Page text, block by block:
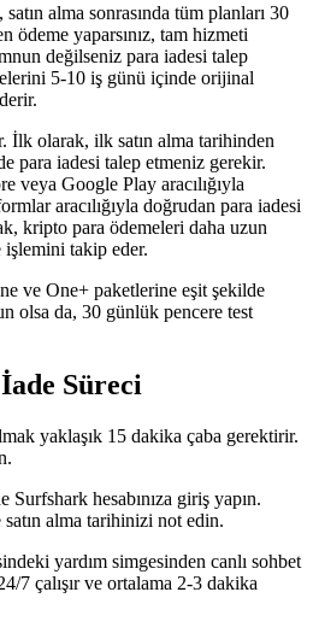
alma sonrasında tüm planları 30
ödeme yaparsınız, tam hizmeti
değilseniz para iadesi talep
5-10 iş günü içinde orijinal
İlk olarak, ilk satın alma tarihinden
para iadesi talep etmeniz gerekir.
veya Google Play aracılığıyla
aracılığıyla doğrudan para iadesi
kripto para ödemeleri daha uzun
işlemini takip eder.
ve One+ paketlerine eşit şekilde
olsa da, 30 günlük pencere test
Süreci
yaklaşık 15 dakika çaba gerektirir.
Surfshark hesabınıza giriş yapın.
alma tarihinizi not edin.
yardım simgesinden canlı sohbet
7 çalışır ve ortalama 2-3 dakika